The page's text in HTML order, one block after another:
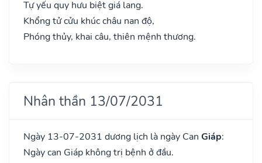
Tự yếu quy hưu biệt giá lang.
Khổng tử cửu khúc châu nan độ,
Phóng thủy, khai câu, thiên mệnh thương.
Nhân thần 13/07/2031
Ngày 13-07-2031 dương lịch là ngày Can Giáp:
Ngày can Giáp không trị bệnh ở đầu.